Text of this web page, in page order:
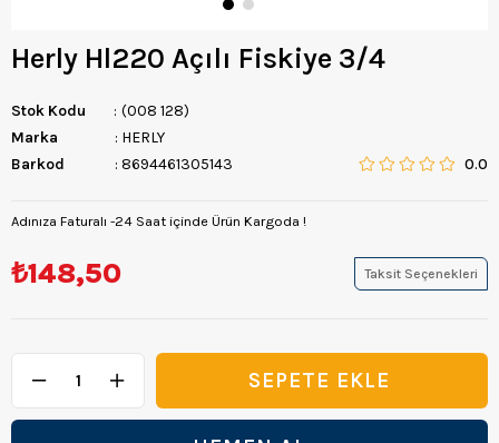
Herly Hl220 Açılı Fiskiye 3/4
Stok Kodu
(008 128)
Marka
: HERLY
Barkod
: 8694461305143 0.0
Adınıza Faturalı -24 Saat içinde Ürün Kargoda !
₺148,50 Taksit Seçenekleri